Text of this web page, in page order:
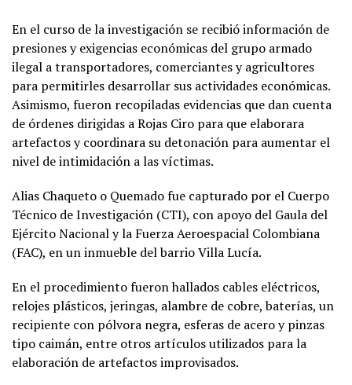
En el curso de la investigación se recibió información de
presiones y exigencias económicas del grupo armado
ilegal a transportadores, comerciantes y agricultores
para permitirles desarrollar sus actividades económicas.
Asimismo, fueron recopiladas evidencias que dan cuenta
de órdenes dirigidas a Rojas Ciro para que elaborara
artefactos y coordinara su detonación para aumentar el
nivel de intimidación a las víctimas.
Alias Chaqueto o Quemado fue capturado por el Cuerpo
Técnico de Investigación (CTI), con apoyo del Gaula del
Ejército Nacional y la Fuerza Aeroespacial Colombiana
(FAC), en un inmueble del barrio Villa Lucía.
En el procedimiento fueron hallados cables eléctricos,
relojes plásticos, jeringas, alambre de cobre, baterías, un
recipiente con pólvora negra, esferas de acero y pinzas
tipo caimán, entre otros artículos utilizados para la
elaboración de artefactos improvisados.